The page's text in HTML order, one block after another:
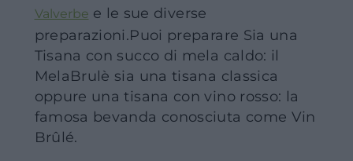
Valverbe e le sue diverse
preparazioni.Puoi preparare Sia una
Tisana con succo di mela caldo: il
MelaBrulè sia una tisana classica
oppure una tisana con vino rosso: la
famosa bevanda conosciuta come Vin
Brûlé.